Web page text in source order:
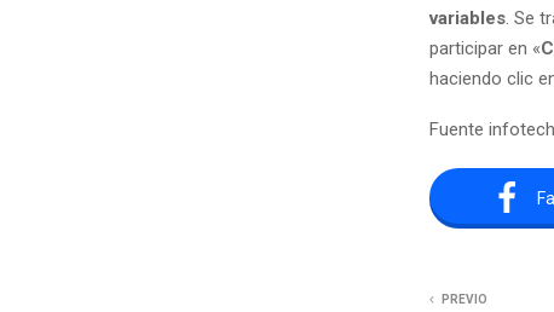
variables. Se
participar en «
haciendo clic
Fuente
PREVIO